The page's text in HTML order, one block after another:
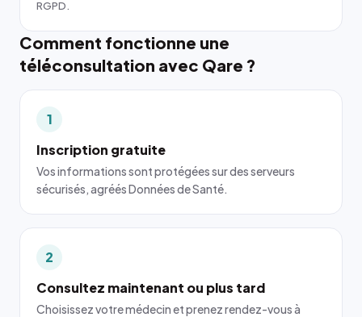
RGPD.
Comment fonctionne une
téléconsultation avec Qare ?
1
Inscription gratuite
Vos informations sont protégées sur des serveurs
sécurisés, agréés Données de Santé.
2
Consultez maintenant ou plus tard
Choisissez votre médecin et prenez rendez-vous à